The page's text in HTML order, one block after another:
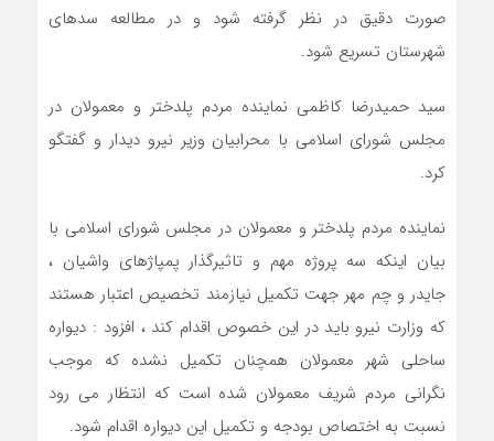
صورت دقیق در نظر گرفته شود و در مطالعه سدهای
شهرستان تسریع شود.
سید حمیدرضا کاظمی نماینده مردم پلدختر و معمولان در
مجلس شورای اسلامی با محرابیان وزیر نیرو دیدار و گفتگو
کرد.
نماینده مردم پلدختر و معمولان در مجلس شورای اسلامی با
بیان اینکه سه پروژه مهم و تاثیرگذار پمپاژهای واشیان ،
جایدر و چم مهر جهت تکمیل نیازمند تخصیص اعتبار هستند
که وزارت نیرو باید در این خصوص اقدام کند ، افزود : دیواره
ساحلی شهر معمولان همچنان تکمیل نشده که موجب
نگرانی مردم شریف معمولان شده است که انتظار می رود
نسبت به اختصاص بودجه و تکمیل این دیواره اقدام شود.